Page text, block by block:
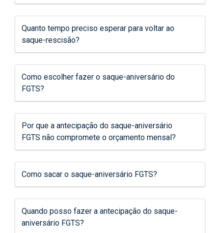
Quanto tempo preciso esperar para voltar ao
saque-rescisão?
Como escolher fazer o saque-aniversário do
FGTS?
Por que a antecipação do saque-aniversário
FGTS não compromete o orçamento mensal?
Como sacar o saque-aniversário FGTS?
Quando posso fazer a antecipação do saque-
aniversário FGTS?